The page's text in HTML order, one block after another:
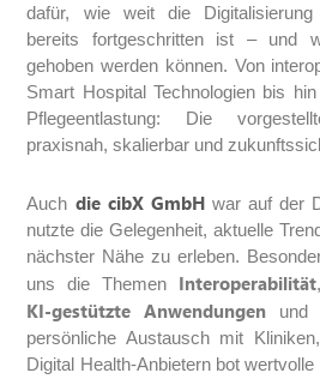
dafür, wie weit die Digitalisierung
bereits fortgeschritten ist – und
gehoben werden können. Von
Smart Hospital Technologien bis
Pflegeentlastung: Die
praxisnah, skalierbar und
Auch die cibX GmbHwar auf der
nutzte die Gelegenheit, aktuelle
nächster Nähe zu erleben.
uns die Themen Interoperabilität
KI-gestützte Anwendungen und
persönliche Austausch mit
Digital Health-Anbietern bot